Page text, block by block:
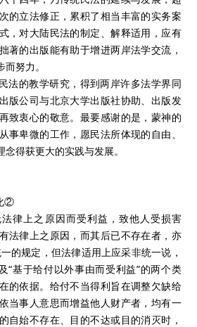
的立法修正，累积了相当丰富的实务案
，对大陆民法的制定、解释适用，应有
著的出版能有助于增进两岸法学交流，
努力。
法的教学研究，得到两岸许多法学界同
版公司与北京大学出版社协助、出版发
致衷心的敬意。最要感谢的是，蒙神的
事卑微的工作，愿民法所体现的自由、
得获更大的实践与发展。
②
律上之原因而受利益，致他人受损害
法律上之原因，而其后已不存在者，亦
的规定，但法律适用上应采非统一说，
“基于给付以外事由而受利益”的两个类
的依据。给付不当得利旨在调整欠缺给
当事人意思而增益他人财产者，均有一
自始不存在、目的不达或目的消灭时，